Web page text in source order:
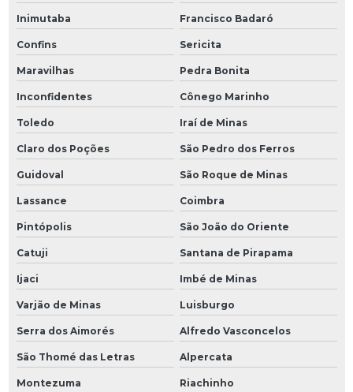
Inimutaba Francisco Badaró
Confins Sericita
Maravilhas Pedra Bonita
Inconfidentes Cônego Marinho
Toledo Iraí de Minas
Claro dos Poções São Pedro dos Ferros
Guidoval São Roque de Minas
Lassance Coimbra
Pintópolis São João do Oriente
Catuji Santana de Pirapama
Ijaci Imbé de Minas
Varjão de Minas Luisburgo
Serra dos Aimorés Alfredo Vasconcelos
São Thomé das Letras Alpercata
Montezuma Riachinho